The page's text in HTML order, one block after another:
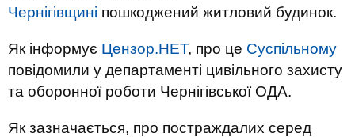
Чернігівщині пошкоджений житловий будинок.
Як інформує Цензор.НЕТ, про це Суспільному
повідомили у департаменті цивільного захисту
та оборонної роботи Чернігівської ОДА.
Як зазначається, про постраждалих серед